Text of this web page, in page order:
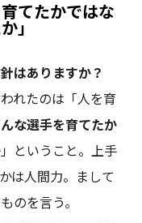
てたかではな
」
はありますか？
れたのは「人を育
な選手を育てたか
」ということ。上手
は人間力。まして
のを言う。